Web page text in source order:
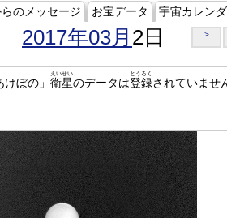
のメッセージ お宝データ 宇宙カレン
2017年03月 2日 >
ぼの」 衛星
えいせい
のデータは登録
とうろく
されていませ